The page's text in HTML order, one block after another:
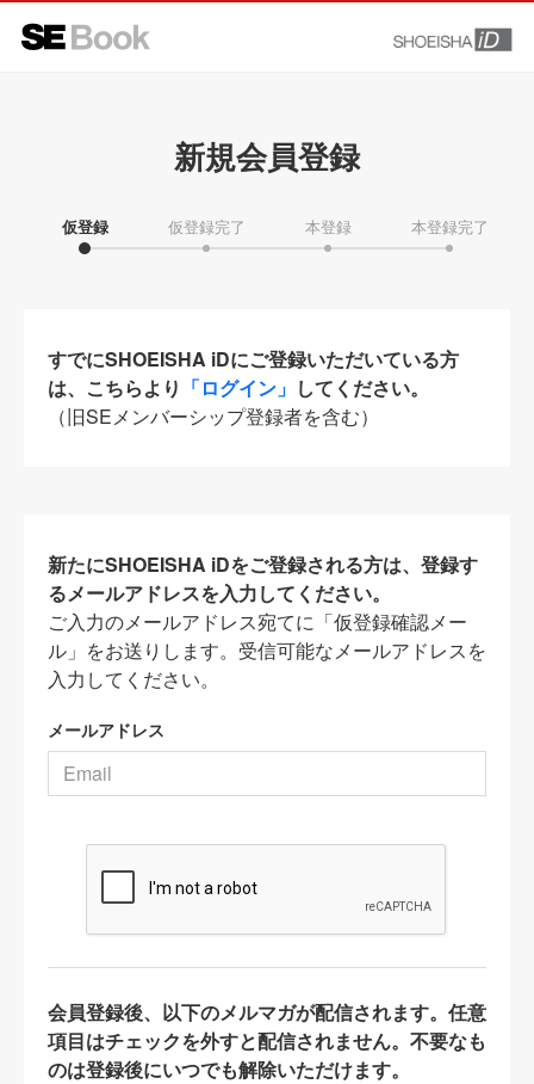
新規会員登録
仮登録 仮登録完了 本登録 本登録完了
すでにSHOEISHA iDにご登録いただいている方
は、こちらより 「ログイン」 してください。
（旧SEメンバーシップ登録者を含む）
新たにSHOEISHA iDをご登録される方は、登録す
るメールアドレスを入力してください。
ご入力のメールアドレス宛てに「仮登録確認メー
ル」をお送りします。受信可能なメールアドレスを
入力してください。
メールアドレス
会員登録後、以下のメルマガが配信されます。任意
項目はチェックを外すと配信されません。不要なも
のは登録後にいつでも解除いただけます。